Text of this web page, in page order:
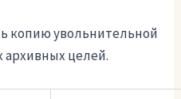
копию увольнительной
архивных целей.